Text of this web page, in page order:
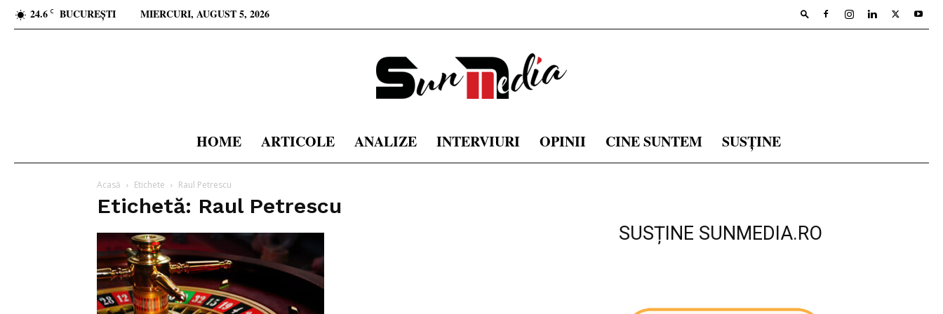
24.6 C BUCUREȘTI MIERCURI, AUGUST 5, 2026
sunmedia.ro
HOME ARTICOLE ANALIZE INTERVIURI OPINII CINE SUNTEM SUSȚINE
Acasă Etichete Raul Petrescu
Etichetă: Raul Petrescu
SUSȚINE SUNMEDIA.RO